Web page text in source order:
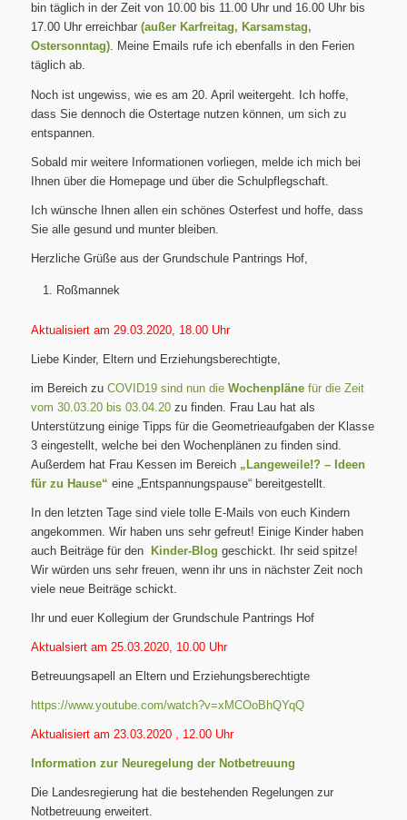
bin täglich in der Zeit von 10.00 bis 11.00 Uhr und 16.00 Uhr bis
17.00 Uhr erreichbar (außer Karfreitag, Karsamstag,
Ostersonntag). Meine Emails rufe ich ebenfalls in den Ferien
täglich ab.
Noch ist ungewiss, wie es am 20. April weitergeht. Ich hoffe,
dass Sie dennoch die Ostertage nutzen können, um sich zu
entspannen.
Sobald mir weitere Informationen vorliegen, melde ich mich bei
Ihnen über die Homepage und über die Schulpflegschaft.
Ich wünsche Ihnen allen ein schönes Osterfest und hoffe, dass
Sie alle gesund und munter bleiben.
Herzliche Grüße aus der Grundschule Pantrings Hof,
Roßmannek
Aktualisiert am 29.03.2020, 18.00 Uhr
Liebe Kinder, Eltern und Erziehungsberechtigte,
im Bereich zu COVID19 sind nun die Wochenplänefür die Zeit
vom 30.03.20 bis 03.04.20zu finden. Frau Lau hat als
Unterstützung einige Tipps für die Geometrieaufgaben der Klasse
3 eingestellt, welche bei den Wochenplänen zu finden sind.
Außerdem hat Frau Kessen im Bereich „Langeweile!? – Ideen
für zu Hause“ eine „Entspannungspause“ bereitgestellt.
In den letzten Tage sind viele tolle E-Mails von euch Kindern
angekommen. Wir haben uns sehr gefreut! Einige Kinder haben
auch Beiträge für den
Kinder-Blog geschickt. Ihr seid spitze!
Wir würden uns sehr freuen, wenn ihr uns in nächster Zeit noch
viele neue Beiträge schickt.
Ihr und euer Kollegium der Grundschule Pantrings Hof
Aktualsiert am 25.03.2020, 10.00 Uhr
Betreuungsapell an Eltern und Erziehungsberechtigte
https://www.youtube.com/watch?v=xMCOoBhQYqQ
Aktualisiert am 23.03.2020 , 12.00 Uhr
Information zur Neuregelung der Notbetreuung
Die Landesregierung hat die bestehenden Regelungen zur
Notbetreuung erweitert.